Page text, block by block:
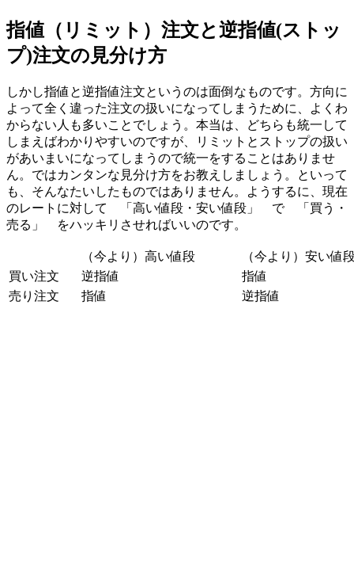
指値（リミット）注文と逆指値(ストッ
プ)注文の見分け方
しかし指値と逆指値注文というのは面倒なものです。方向に
よって全く違った注文の扱いになってしまうために、よくわ
からない人も多いことでしょう。本当は、どちらも統一して
しまえばわかりやすいのですが、リミットとストップの扱い
があいまいになってしまうので統一をすることはありませ
ん。ではカンタンな見分け方をお教えしましょう。といって
も、そんなたいしたものではありません。ようするに、現在
のレートに対して 「高い値段・安い値段」 で 「買う・
売る」 をハッキリさせればいいのです。
（今より）高い値段
（今より）安い値
買い注文
逆指値
指値
売り注文
指値 逆指値